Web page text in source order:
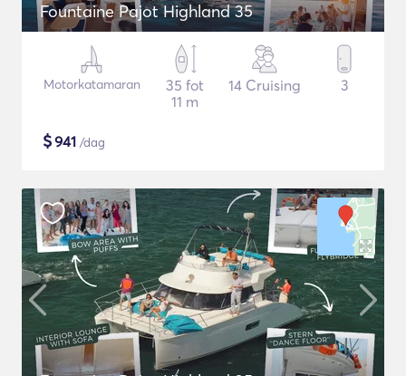
Fountaine Pajot Highland 35
Motorkatamaran
35 fot
11 m
14 Cruising 3
$941 /dag